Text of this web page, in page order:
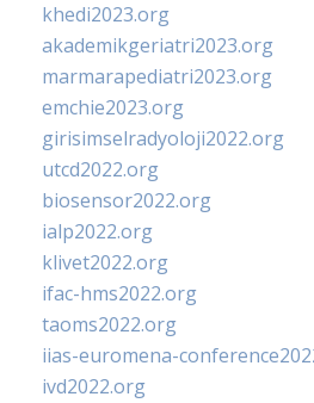
khedi2023.org
akademikgeriatri2023.org
marmarapediatri2023.org
emchie2023.org
girisimselradyoloji2022.org
utcd2022.org
biosensor2022.org
ialp2022.org
klivet2022.org
ifac-hms2022.org
taoms2022.org
iias-euromena-
ivd2022.org